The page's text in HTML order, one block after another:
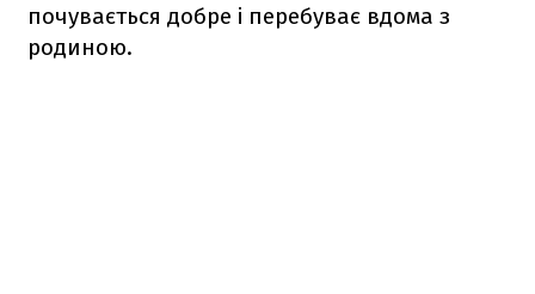
почувається добре і перебуває вдома з
родиною.